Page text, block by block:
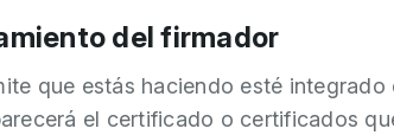
del firmador
que estás haciendo esté
el certificado o certificados